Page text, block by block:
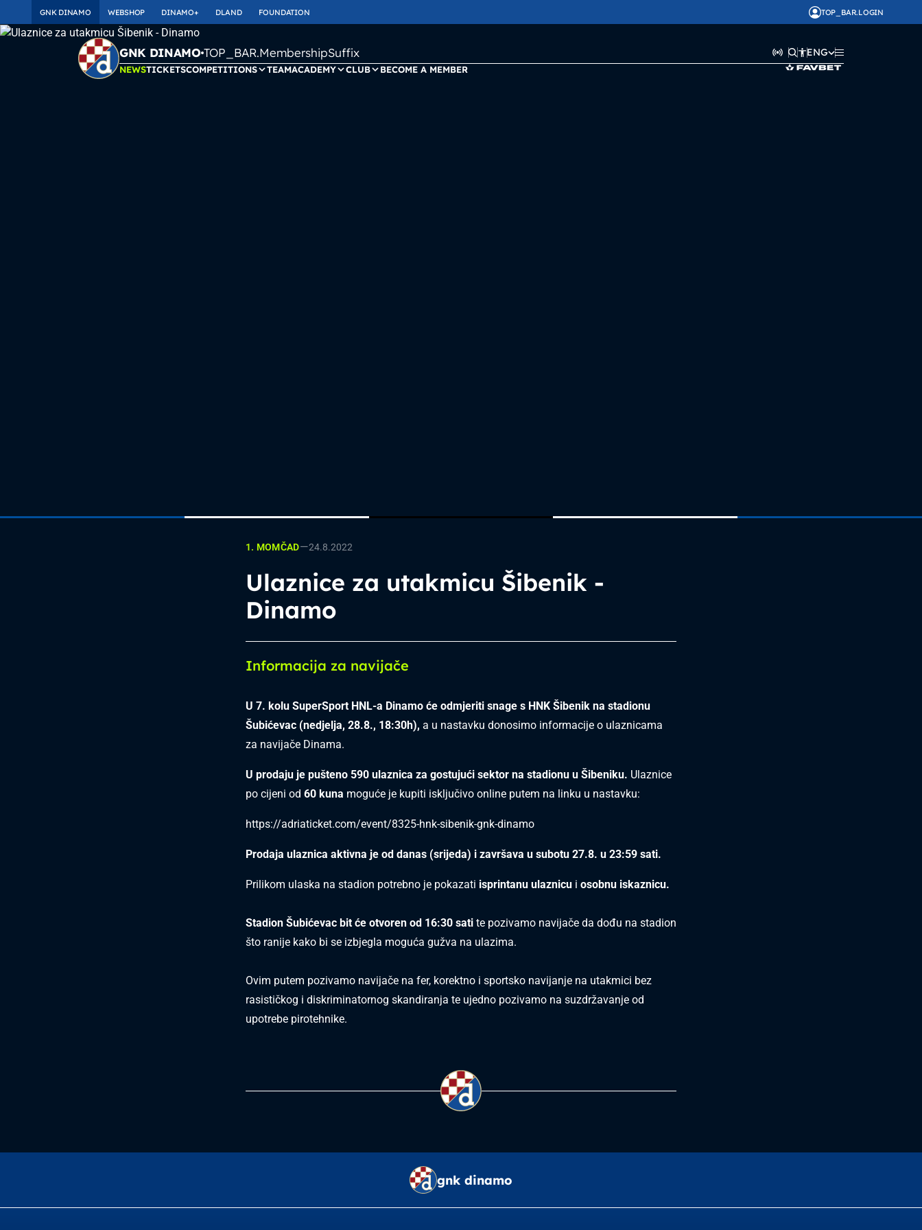
GNK DINAMO WEBSHOP DINAMO+ DLAND FOUNDATION TOP_BAR.LOGIN
GNK DINAMO TOP_BAR.MembershipSuffix ENG
NEWSTICKETSCOMPETITIONS TEAMACADEMY CLUB BECOME A MEMBER
1. MOMČAD—24.8.2022
Ulaznice za utakmicu Šibenik -
Dinamo
Informacija za navijače
U 7. kolu SuperSport HNL-a Dinamo će odmjeriti snage s HNK Šibenik na stadionu
Šubićevac (nedjelja, 28.8., 18:30h), a u nastavku donosimo informacije o ulaznicama
za navijače Dinama.
U prodaju je pušteno 590 ulaznica za gostujući sektor na stadionu u Šibeniku. Ulaznice
po cijeni od 60 kuna moguće je kupiti isključivo online putem na linku u nastavku:
https://adriaticket.com/event/8325-hnk-sibenik-gnk-dinamo
Prodaja ulaznica aktivna je od danas (srijeda) i završava u subotu 27.8. u 23:59 sati.
Prilikom ulaska na stadion potrebno je pokazati isprintanu ulaznicu i osobnu iskaznicu.
Stadion Šubićevac bit će otvoren od 16:30 sati te pozivamo navijače da dođu na stadion
što ranije kako bi se izbjegla moguća gužva na ulazima.
Ovim putem pozivamo navijače na fer, korektno i sportsko navijanje na utakmici bez
rasističkog i diskriminatornog skandiranja te ujedno pozivamo na suzdržavanje od
upotrebe pirotehnike.
gnk dinamo